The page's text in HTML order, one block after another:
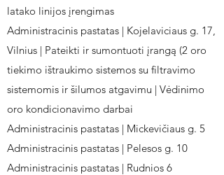
latako linijos įrengimas
Administracinis pastatas | Kojelaviciaus g. 17,
Vilnius | Pateikti ir sumontuoti įrangą (2 oro
tiekimo ištraukimo sistemos su filtravimo
sistemomis ir šilumos atgavimu | Vėdinimo
oro kondicionavimo darbai
Administracinis pastatas | Mickevičiaus g. 5
Administracinis pastatas | Pelesos g. 10
Administracinis pastatas | Rudnios 6